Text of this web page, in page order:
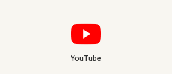
YouTube